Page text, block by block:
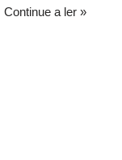
Continue a ler »